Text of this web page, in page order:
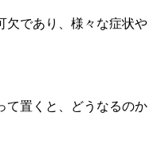
欠であり、様々な症状や
て置くと、どうなるのか